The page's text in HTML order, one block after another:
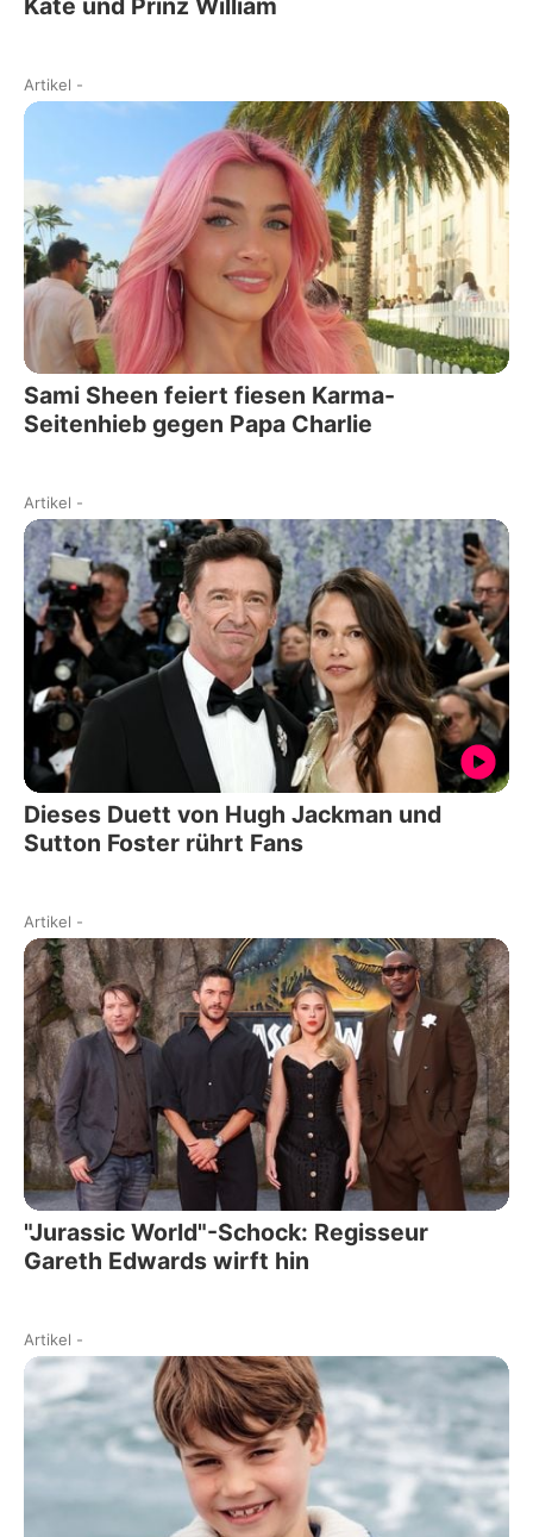
Artikel -
Sami Sheen feiert fiesen Karma-
Seitenhieb gegen Papa Charlie
Artikel -
Dieses Duett von Hugh Jackman und
Sutton Foster rührt Fans
Artikel -
"Jurassic World"-Schock: Regisseur
Gareth Edwards wirft hin
Artikel -